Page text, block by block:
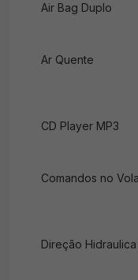
Air Bag Duplo
Ar Quente
CD Player MP3
Comandos no
Direção Hidraulica